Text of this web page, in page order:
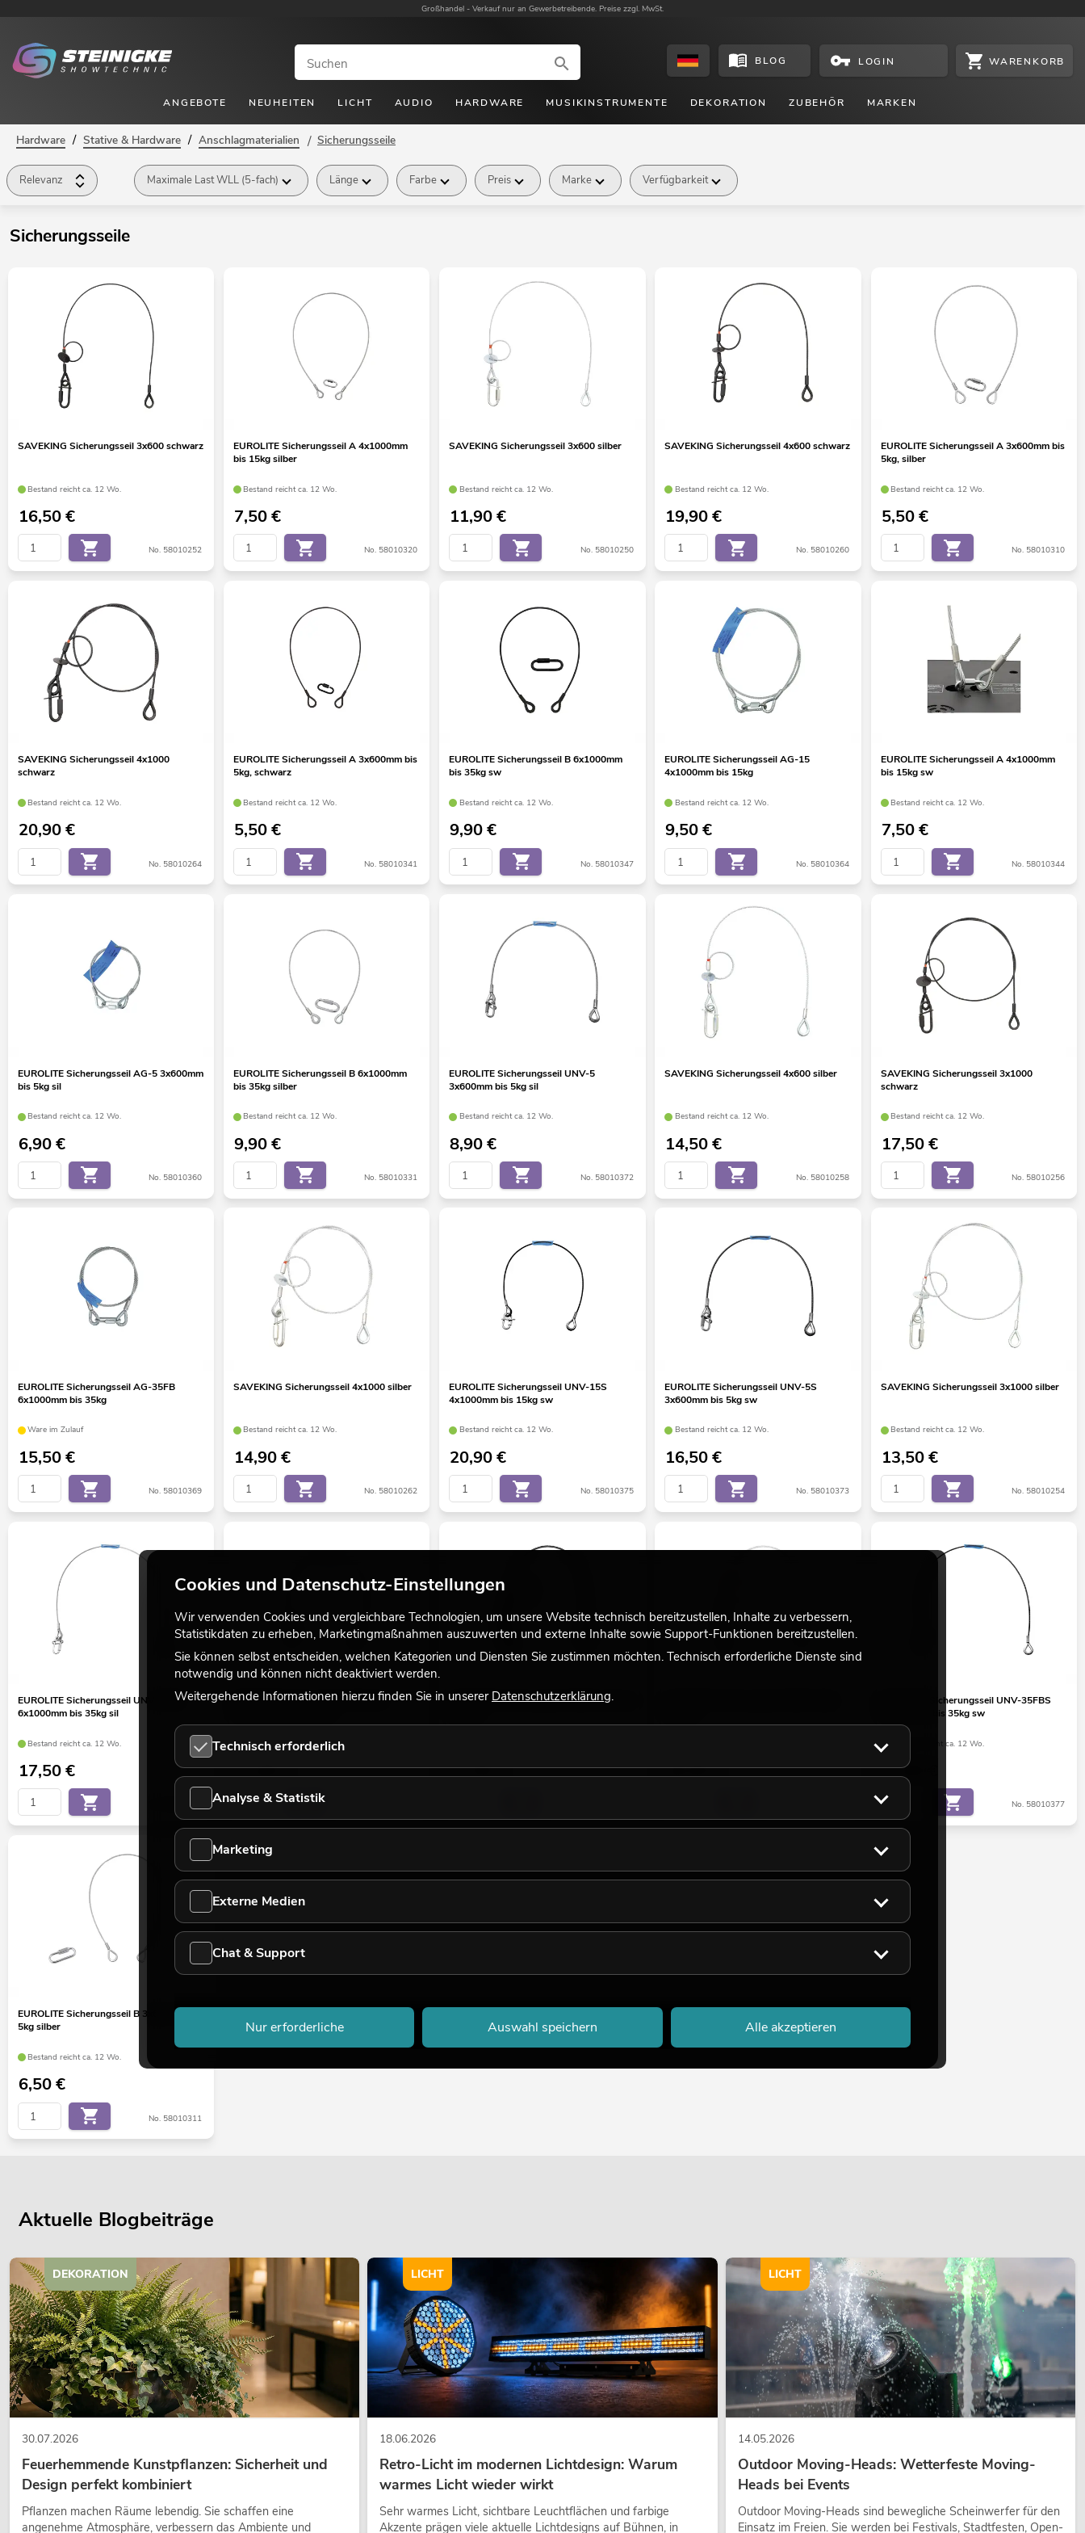
Großhandel - Verkauf nur an Gewerbetreibende. Preise zzgl. MwSt.
BLOG LOGIN WARENKORB
ANGEBOTE NEUHEITEN LICHT AUDIO HARDWARE MUSIKINSTRUMENTE DEKORATION ZUBEHÖR MARKEN
Hardware / Stative & Hardware / Anschlagmaterialien / Sicherungsseile
Relevanz Maximale Last WLL (5-fach) Länge Farbe Preis Marke Verfügbarkeit
Sicherungsseile
SAVEKING Sicherungsseil 3x600 schwarz
Bestand reicht ca. 12 Wo.
16,50€
No. 58010252
EUROLITE Sicherungsseil A 4x1000mm
bis 15kg silber
Bestand reicht ca. 12 Wo.
7,50€
No. 58010320
SAVEKING Sicherungsseil 3x600 silber
Bestand reicht ca. 12 Wo.
11,90€
No. 58010250
SAVEKING Sicherungsseil 4x600 schwarz
Bestand reicht ca. 12 Wo.
19,90€
No. 58010260
EUROLITE Sicherungsseil A 3x600mm bis
5kg, silber
Bestand reicht ca. 12 Wo.
5,50€
No. 58010310
SAVEKING Sicherungsseil 4x1000
schwarz
Bestand reicht ca. 12 Wo.
20,90€
No. 58010264
EUROLITE Sicherungsseil A 3x600mm bis
5kg, schwarz
Bestand reicht ca. 12 Wo.
5,50€
No. 58010341
EUROLITE Sicherungsseil B 6x1000mm
bis 35kg sw
Bestand reicht ca. 12 Wo.
9,90€
No. 58010347
EUROLITE Sicherungsseil AG-15
4x1000mm bis 15kg
Bestand reicht ca. 12 Wo.
9,50€
No. 58010364
EUROLITE Sicherungsseil A 4x1000mm
bis 15kg sw
Bestand reicht ca. 12 Wo.
7,50€
No. 58010344
EUROLITE Sicherungsseil AG-5 3x600mm
bis 5kg sil
Bestand reicht ca. 12 Wo.
6,90€
No. 58010360
EUROLITE Sicherungsseil B 6x1000mm
bis 35kg silber
Bestand reicht ca. 12 Wo.
9,90€
No. 58010331
EUROLITE Sicherungsseil UNV-5
3x600mm bis 5kg sil
Bestand reicht ca. 12 Wo.
8,90€
No. 58010372
SAVEKING Sicherungsseil 4x600 silber
Bestand reicht ca. 12 Wo.
14,50€
No. 58010258
SAVEKING Sicherungsseil 3x1000
schwarz
Bestand reicht ca. 12 Wo.
17,50€
No. 58010256
EUROLITE Sicherungsseil AG-35FB
6x1000mm bis 35kg
Ware im Zulauf
15,50€
No. 58010369
SAVEKING Sicherungsseil 4x1000 silber
Bestand reicht ca. 12 Wo.
14,90€
No. 58010262
EUROLITE Sicherungsseil UNV-15S
4x1000mm bis 15kg sw
Bestand reicht ca. 12 Wo.
20,90€
No. 58010375
EUROLITE Sicherungsseil UNV-5S
3x600mm bis 5kg sw
Bestand reicht ca. 12 Wo.
16,50€
No. 58010373
SAVEKING Sicherungsseil 3x1000 silber
Bestand reicht ca. 12 Wo.
13,50€
No. 58010254
EUROLITE Sicherungsseil UNV-35FB
6x1000mm bis 35kg sil
Bestand reicht ca. 12 Wo.
17,50€
No. 58010376
EUROLITE Sicherungsseil UNV-15
Bestand reicht ca. 12 Wo.
11,90€
SAVEKING Sicherungsseil 5x600 schwarz
22,50€ 16,50€
EUROLITE Sicherungsseil UNV-35FBS
6x1000mm bis 35kg sw
Bestand reicht ca. 12 Wo.
22,90
No. 58010377
EUROLITE Sicherungsseil B 3x600mm bis
5kg silber
Bestand reicht ca. 12 Wo.
6,50€
No. 58010311
Aktuelle Blogbeiträge
30.07.2026
Feuerhemmende Kunstpflanzen: Sicherheit und
Design perfekt kombiniert
Pflanzen machen Räume lebendig. Sie schaffen eine
angenehme Atmosphäre, verbessern das Ambiente und
DEKORATION
18.06.2026
Retro-Licht im modernen Lichtdesign: Warum
warmes Licht wieder wirkt
Sehr warmes Licht, sichtbare Leuchtflächen und farbige
Akzente prägen viele aktuelle Lichtdesigns auf Bühnen, in
LICHT
14.05.2026
Outdoor Moving-Heads: Wetterfeste Moving-
Heads bei Events
Outdoor Moving-Heads sind bewegliche Scheinwerfer für den
Einsatz im Freien. Sie werden bei Festivals, Stadtfesten, Open-
LICHT
Cookies und Datenschutz-Einstellungen
Wir verwenden Cookies und vergleichbare Technologien, um unsere Website technisch bereitzustellen, Inhalte zu verbessern,
Statistikdaten zu erheben, Marketingmaßnahmen auszuwerten und externe Inhalte sowie Support-Funktionen bereitzustellen.
Sie können selbst entscheiden, welchen Kategorien und Diensten Sie zustimmen möchten. Technisch erforderliche Dienste sind
notwendig und können nicht deaktiviert werden.
Weitergehende Informationen hierzu finden Sie in unserer Datenschutzerklärung.
Technisch erforderlich
Analyse & Statistik
Marketing
Externe Medien
Chat & Support
Nur erforderliche Auswahl speichern Alle akzeptieren